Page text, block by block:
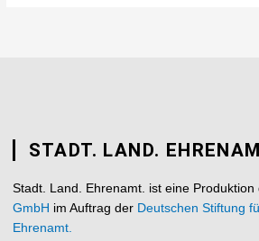
STADT. LAND.
Stadt. Land. Ehrenamt. ist eine Produktion
GmbH im Auftrag der Deutschen Stiftung
Ehrenamt.